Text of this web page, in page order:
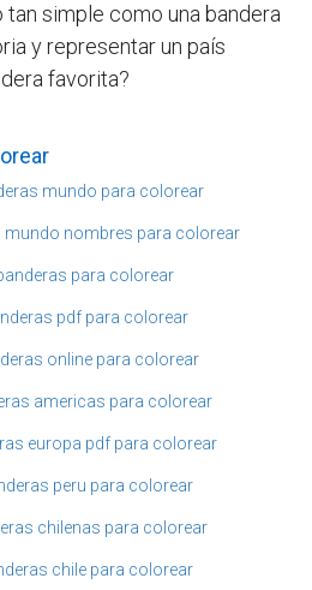
simple como una bandera
y representar un país
favorita?
mundo para colorear
mundo nombres para colorear
para colorear
pdf para colorear
online para colorear
americas para colorear
europa pdf para colorear
peru para colorear
chilenas para colorear
chile para colorear